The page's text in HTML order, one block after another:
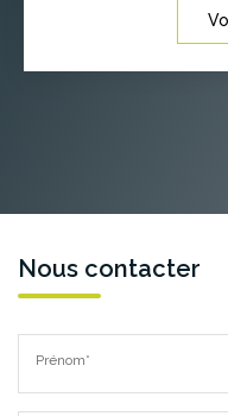
Nous contacter
Prénom*